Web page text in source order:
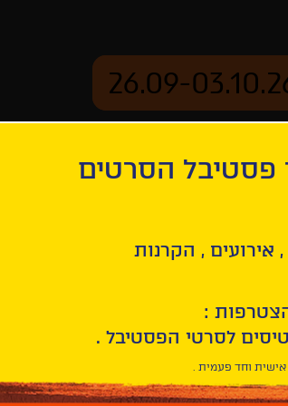
26.09-
פסטיבל הסרטים
אירועים , הקרנות
:
וחד פעמית .